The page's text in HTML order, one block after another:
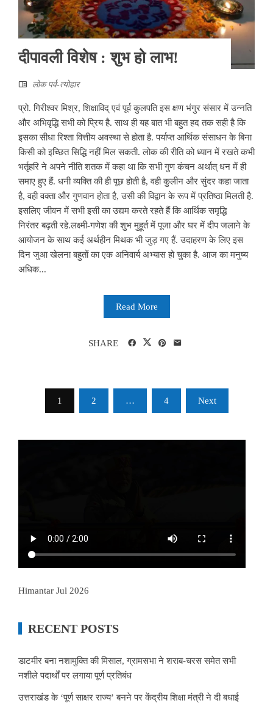
दीपावली विशेष : शुभ हो लाभ!
लोक पर्व-त्योहार
प्रो. गिरीश्वर मिश्र, शिक्षाविद् एवं पूर्व कुलपति इस क्षण भंगुर संसार में उन्नति
और अभिवृद्धि सभी को प्रिय है. साथ ही यह बात भी बहुत हद तक सही है कि
इसका सीधा रिश्ता वित्तीय अवस्था से होता है. पर्याप्त आर्थिक संसाधन के बिना
किसी को इच्छित सिद्धि नहीं मिल सकती. लोक की रीति को ध्यान में रखते कभी
भर्तृहरि ने अपने नीति शतक में कहा था कि सभी गुण कंचन अर्थात् धन में ही
समाए हुए हैं. धनी व्यक्ति की ही पूछ होती है, वही कुलीन और सुंदर कहा जाता
है, वही वक्ता और गुणवान होता है, उसी की विद्वान के रूप में प्रतिष्ठा मिलती है.
इसलिए जीवन में सभी इसी का उद्यम करते रहते हैं कि आर्थिक समृद्धि
निरंतर बढ़ती रहे.लक्ष्मी-गणेश की शुभ मुहूर्त में पूजा और घर में दीप जलाने के
आयोजन के साथ कई अर्थहीन मिथक भी जुड़ गए हैं. उदाहरण के लिए इस
दिन जुआ खेलना बहुतों का एक अनिवार्य अभ्यास हो चुका है. आज का मनुष्य
अधिक...
Read More
SHARE
pagination
1 2 … 4 Next
Himantar Jul 2026
RECENT POSTS
डाटमीर बना नशामुक्ति की मिसाल, ग्रामसभा ने शराब-चरस समेत सभी
नशीले पदार्थों पर लगाया पूर्ण प्रतिबंध
उत्तराखंड के ‘पूर्ण साक्षर राज्य’ बनने पर केंद्रीय शिक्षा मंत्री ने दी बधाई